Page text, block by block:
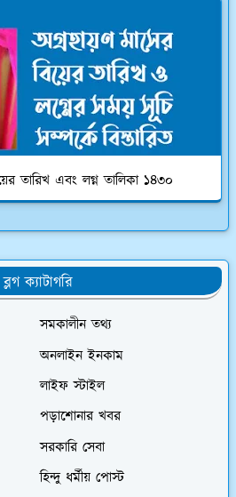
তারিখ এবং লগ্ন তালিকা ১৪৩০
ক্যাটাগরি
সমকালীন তথ্য
অনলাইন ইনকাম
লাইফ স্টাইল
পড়াশোনার খবর
সরকারি সেবা
হিন্দু ধর্মীয় পোস্ট